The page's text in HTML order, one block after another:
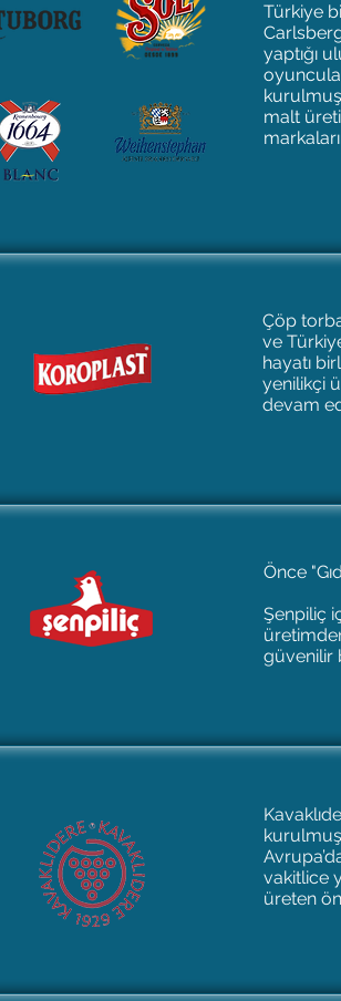
Türkiye
yaptığı
kurulmuş
malt
Çöp
ve
hayatı
yenilikçi
devam
Önce
Şenpiliç
güvenilir
vakitlice
üreten